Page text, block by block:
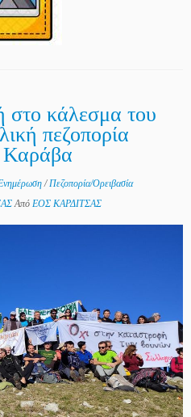
κάλεσμα του
πεζοπορία
Καράβα
/ Πεζοπορία/Ορειβασία
Από ΕΟΣ ΚΑΡΔΙΤΣΑΣ